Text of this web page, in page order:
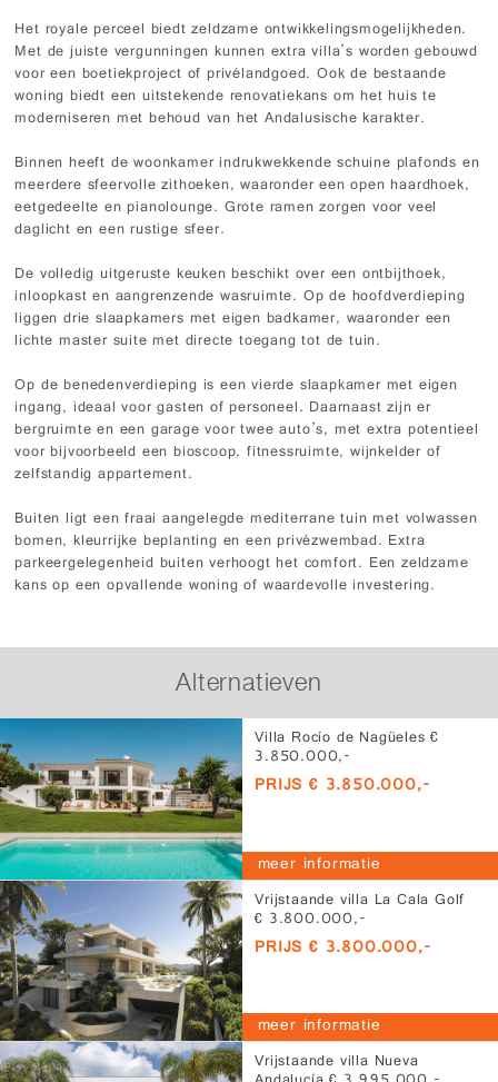
Het royale perceel biedt zeldzame ontwikkelingsmogelijkheden.
Met de juiste vergunningen kunnen extra villa’s worden gebouwd
voor een boetiekproject of privélandgoed. Ook de bestaande
woning biedt een uitstekende renovatiekans om het huis te
moderniseren met behoud van het Andalusische karakter.
Binnen heeft de woonkamer indrukwekkende schuine plafonds en
meerdere sfeervolle zithoeken, waaronder een open haardhoek,
eetgedeelte en pianolounge. Grote ramen zorgen voor veel
daglicht en een rustige sfeer.
De volledig uitgeruste keuken beschikt over een ontbijthoek,
inloopkast en aangrenzende wasruimte. Op de hoofdverdieping
liggen drie slaapkamers met eigen badkamer, waaronder een
lichte master suite met directe toegang tot de tuin.
Op de benedenverdieping is een vierde slaapkamer met eigen
ingang, ideaal voor gasten of personeel. Daarnaast zijn er
bergruimte en een garage voor twee auto’s, met extra potentieel
voor bijvoorbeeld een bioscoop, fitnessruimte, wijnkelder of
zelfstandig appartement.
Buiten ligt een fraai aangelegde mediterrane tuin met volwassen
bomen, kleurrijke beplanting en een privézwembad. Extra
parkeergelegenheid buiten verhoogt het comfort. Een zeldzame
kans op een opvallende woning of waardevolle investering.
Alternatieven
Villa Rocío de Nagüeles €
3.850.000,-
PRIJS € 3.850.000,-
meer informatie
Vrijstaande villa La Cala Golf
€ 3.800.000,-
PRIJS € 3.800.000,-
meer informatie
Vrijstaande villa Nueva